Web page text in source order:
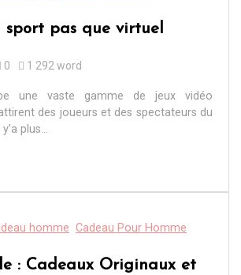
sport pas que virtuel
0 1 292 word
une vaste gamme de jeux vidéo
des joueurs et des spectateurs du
plus...
homme Cadeau Pour Homme
: Cadeaux Originaux et